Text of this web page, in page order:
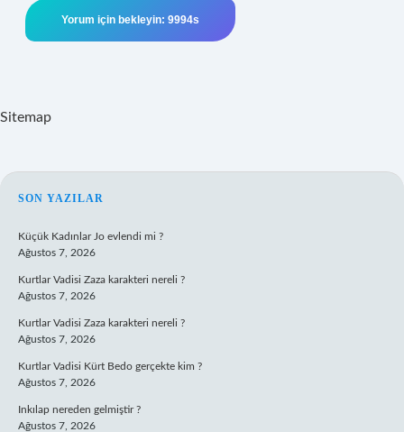
Sitemap
SIDEBAR
SON YAZILAR
Küçük Kadınlar Jo evlendi mi ?
Ağustos 7, 2026
Kurtlar Vadisi Zaza karakteri nereli ?
Ağustos 7, 2026
Kurtlar Vadisi Zaza karakteri nereli ?
Ağustos 7, 2026
Kurtlar Vadisi Kürt Bedo gerçekte kim ?
Ağustos 7, 2026
Inkılap nereden gelmiştir ?
Ağustos 7, 2026